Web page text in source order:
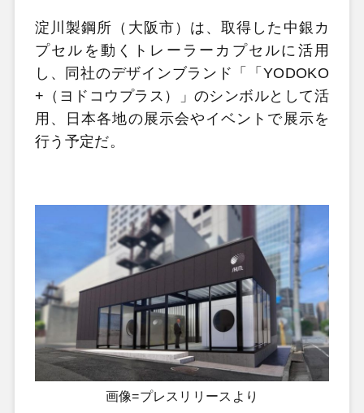
淀川製鋼所（大阪市）は、取得した中銀カ
プセルを動くトレーラーカプセルに活用
し、同社のデザインブランド「「YODOKO
+（ヨドコウプラス）」のシンボルとして活
用、日本各地の展示会やイベントで展示を
行う予定だ。
画像=プレスリリースより